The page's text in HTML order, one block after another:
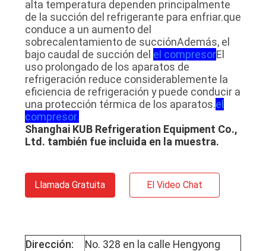
alta temperatura dependen principalmente
de la succión del refrigerante para enfriar.que
conduce a un aumento del
sobrecalentamiento de succiónAdemás, el
bajo caudal de succión del el compresorEl
uso prolongado de los aparatos de
refrigeración reduce considerablemente la
eficiencia de refrigeración y puede conducir a
una protección térmica de los aparatos.el
compresor.
Shanghai KUB Refrigeration Equipment Co.,
Ltd. también fue incluida en la muestra.
Llamada Gratuita El Video Chat
Dirección:
No. 328 en la calle Hengyong